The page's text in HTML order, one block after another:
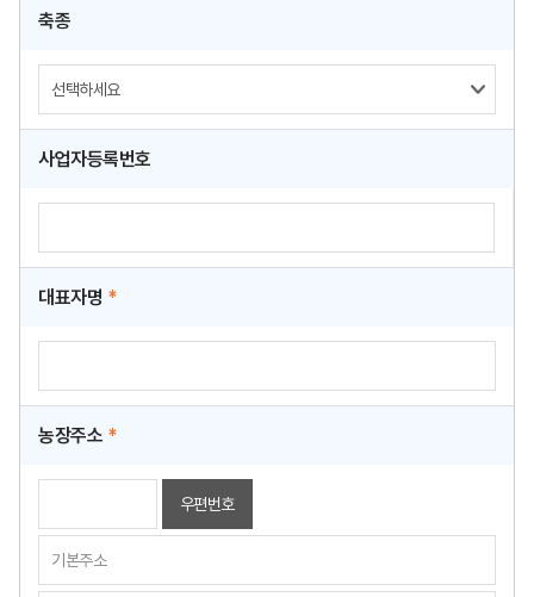
축종
사업자등록번호
대표자명 *
농장주소 *
우편번호